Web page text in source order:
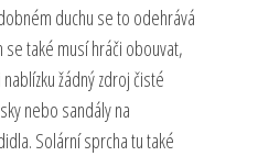
duchu se to odehrává
také musí hráči obouvat,
žádný zdroj čisté
nebo sandály na
Solární sprcha tu také